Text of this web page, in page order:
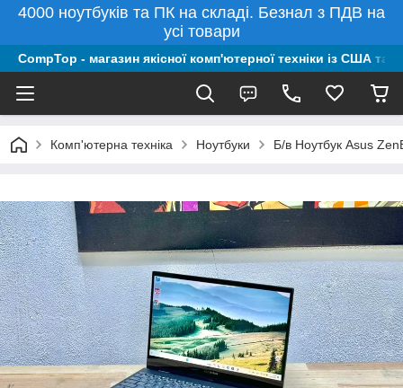
4000 ноутбуків та ПК на складі. Безнал з ПДВ на
усі товари
CompTop - магазин якісної комп'ютерної техніки із США та
Комп'ютерна техніка Ноутбуки Б/в Ноутбук Asus